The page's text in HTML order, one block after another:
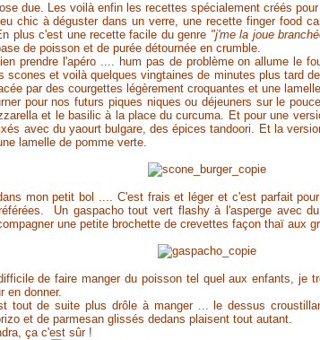
due. Les voilà enfin les recettes spécialement créés
chic à déguster dans un verre, une recette finger food
plus c'est une recette facile du genre "j'me la joue
de poisson et de purée détournée en crumble.
prendre l'apéro .... hum pas de problème on allume le
scones et voilà quelques vingtaines de minutes plus tard
par des courgettes légèrement croquantes et une
pour nos futurs piques niques ou déjeuners sur le
et le basilic à la place du curcuma. Et pour une
avec du yaourt bulgare, des épices tandoori. Et la
lamelle de pomme verte.
mon petit bol .... C'est frais et léger et c'est parfait
Un gaspacho tout vert flashy à l'asperge avec
une petite brochette de crevettes façon thaï aux
de faire manger du poisson tel quel aux enfants, je
en donner.
tout de suite plus drôle à manger ... le dessus
et de parmesan glissés dedans plaisent tout autant.
ça c'est sûr !